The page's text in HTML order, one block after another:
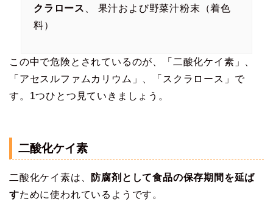
クラロース
、 果汁および野菜汁粉末（着色
料）
この中で危険とされているのが、「二酸化ケイ素」、
「アセスルファムカリウム」、「スクラロース」で
す。1つひとつ見ていきましょう。
二酸化ケイ素
二酸化ケイ素は、
防腐剤として食品の保存期間を延ば
すために使われているようです。